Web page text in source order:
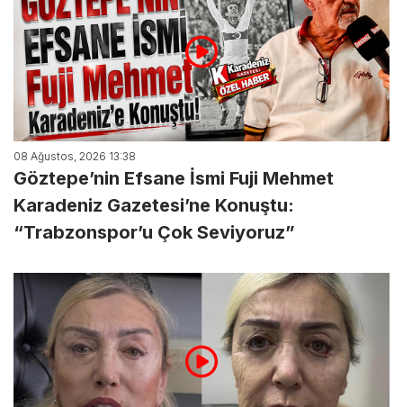
08 Ağustos, 2026 13:38
Göztepe’nin Efsane İsmi Fuji Mehmet
Karadeniz Gazetesi’ne Konuştu:
“Trabzonspor’u Çok Seviyoruz”